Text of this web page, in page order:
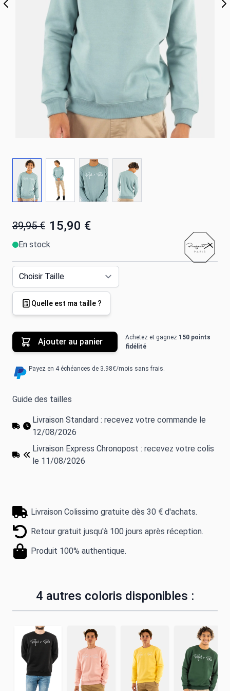
39,95 € 15,90 €
En stock
Quelle est ma taille ?
Ajouter au panier Achetez et gagnez 150 points
fidélité
Payez en 4 échéances de 3.98€/mois sans frais.
Guide des tailles
Livraison Standard : recevez votre commande le
12/08/2026
Livraison Express Chronopost : recevez votre colis
le 11/08/2026
Livraison Colissimo gratuite dès 30 € d'achats.
Retour gratuit jusqu'à 100 jours après réception.
Produit 100% authentique.
4 autres coloris disponibles :